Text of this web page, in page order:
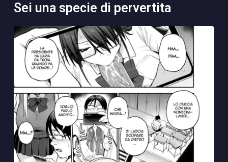
sei una specie di pervertita